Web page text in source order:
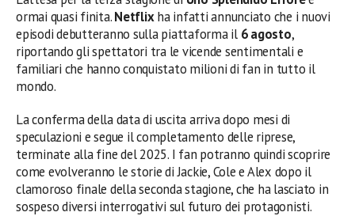
ormai quasi finita.Netflixha infatti annunciato che i nuovi
episodi debutteranno sulla piattaforma il 6 agosto,
riportando gli spettatori tra le vicende sentimentali e
familiari che hanno conquistato milioni di fan in tutto il
mondo.
La conferma della data di uscita arriva dopo mesi di
speculazioni e segue il completamento delle riprese,
terminate alla fine del 2025. I fan potranno quindi scoprire
come evolveranno le storie di Jackie, Cole e Alex dopo il
clamoroso finale della seconda stagione, che ha lasciato in
sospeso diversi interrogativi sul futuro dei protagonisti.